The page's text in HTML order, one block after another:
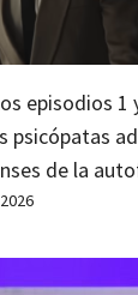
episodios 1
psicópatas
de la